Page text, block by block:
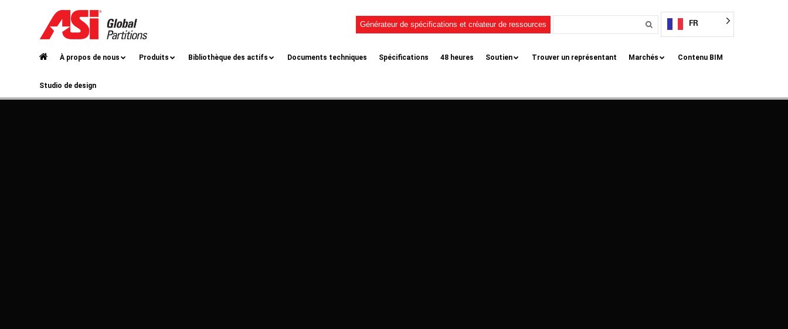
Générateur de spécifications et créateur de ressources FR
À propos de nous Produits Bibliothèque des actifs Documents techniques Spécifications 48 heures Soutien Trouver un représentant Marchés Contenu BIM
Studio de design